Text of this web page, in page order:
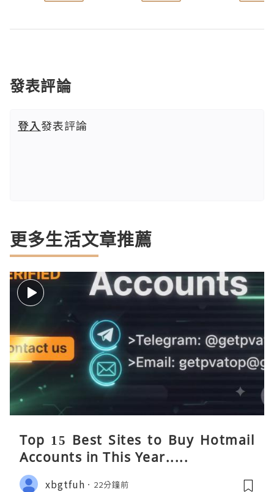
發表評論
登入發表評論
更多生活文章推薦
Top 15 Best Sites to Buy Hotmail
Accounts in This Year.....
xbgtfuh 22分鐘前